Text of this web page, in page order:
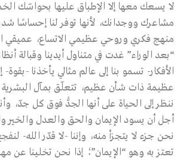
لا يسعك معها إلا الإطباق عليها بحواسّك
مشاعرك ووجدانك، لأنها توفر لنا إحساسًا
منهج فكري وروحي عظيمي الاتساع، عميقي
“بعد الوراء” غدت في متناول أيدينا وقبالة
الأفكار- تسمو بنا إلى عالم مثالي يأخذنا -بقوة-
عظيمة ذات شأن عظيم، تتعلّق بمآل البشرية
ننظر إلى الحياة على أنها الجدُّ فوق كل جدّ،
أجل أن يسود الإيمان والحق والعدل والخير
نحن جزء لا يتجزأ منه، وإننا -لا قدّر الله-
تعتز به وهو “الإيمان”؛ إذا نحن تخلينا عن